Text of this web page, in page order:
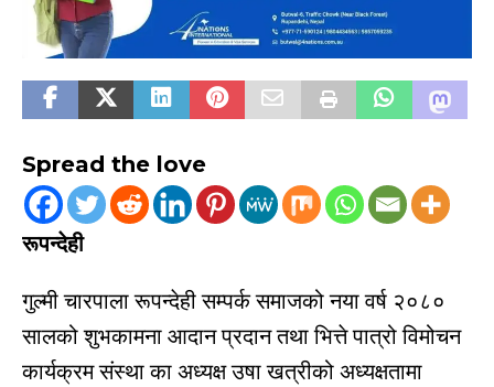
Spread the love
रूपन्देही
गुल्मी चारपाला रूपन्देही सम्पर्क समाजको नया वर्ष २०८०
सालको शुभकामना आदान प्रदान तथा भित्ते पात्रो विमोचन
कार्यक्रम संस्था का अध्यक्ष उषा खत्रीको अध्यक्षतामा